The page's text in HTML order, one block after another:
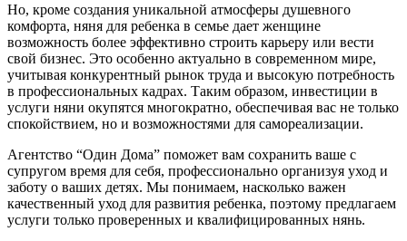
Но, кроме создания уникальной атмосферы душевного
комфорта, няня для ребенка в семье дает женщине
возможность более эффективно строить карьеру или вести
свой бизнес. Это особенно актуально в современном мире,
учитывая конкурентный рынок труда и высокую потребность
в профессиональных кадрах. Таким образом, инвестиции в
услуги няни окупятся многократно, обеспечивая вас не только
спокойствием, но и возможностями для самореализации.
Агентство “Один Дома” поможет вам сохранить ваше с
супругом время для себя, профессионально организуя уход и
заботу о ваших детях. Мы понимаем, насколько важен
качественный уход для развития ребенка, поэтому предлагаем
услуги только проверенных и квалифицированных нянь.